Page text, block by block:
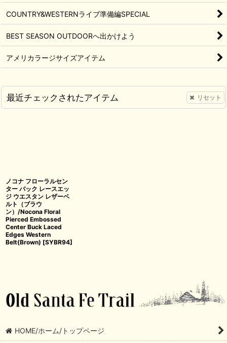
COUNTRY&WESTERNライブ準備編SPECIAL
BEST SEASON OUTDOORへ出かけよう
アメリカラージサイズアイテム
最近チェックされたアイテム リセット
ノコナ フローラルセン
ター バック レースエッ
ジ ウエスタン レザーベ
ルト（ブラウ
ン）/Nocona Floral
Pierced Embossed
Center Buck Laced
Edges Western
Belt(Brown) [SYBR94]
HOME/ホーム/トップページ